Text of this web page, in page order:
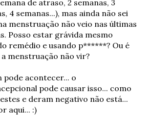
de atraso, 2 semanas, 3
4 semanas...), mas ainda não sei
menstruação não veio nas últimas
Posso estar grávida mesmo
remédio e usando p******? Ou é
menstruação não vir?
pode acontecer... o
pode causar isso... como
e deram negativo não está...
aqui... :)